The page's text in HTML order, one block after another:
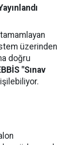
üzerinden
doğru
"Sınav